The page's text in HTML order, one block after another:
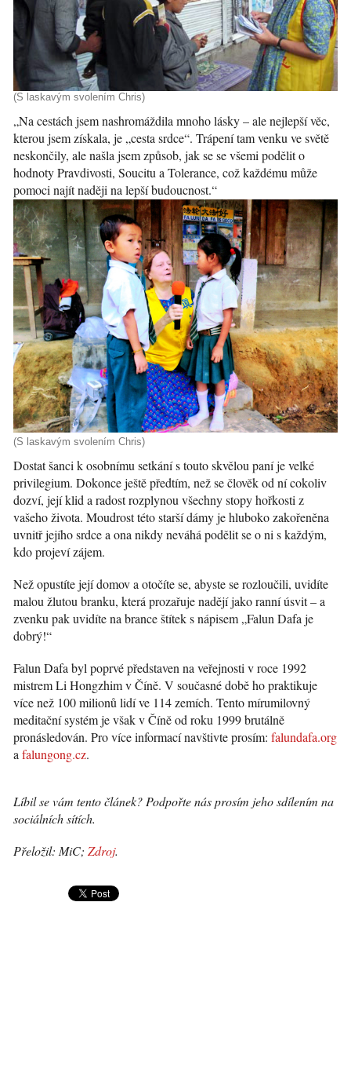
(S laskavým svolením Chris)
„Na cestách jsem nashromáždila mnoho lásky – ale nejlepší věc,
kterou jsem získala, je „cesta srdce“. Trápení tam venku ve světě
neskončily, ale našla jsem způsob, jak se se všemi podělit o
hodnoty Pravdivosti, Soucitu a Tolerance, což každému může
pomoci najít naději na lepší budoucnost.“
(S laskavým svolením Chris)
Dostat šanci k osobnímu setkání s touto skvělou paní je velké
privilegium. Dokonce ještě předtím, než se člověk od ní cokoliv
dozví, její klid a radost rozplynou všechny stopy hořkosti z
vašeho života. Moudrost této starší dámy je hluboko zakořeněna
uvnitř jejího srdce a ona nikdy neváhá podělit se o ni s každým,
kdo projeví zájem.
Než opustíte její domov a otočíte se, abyste se rozloučili, uvidíte
malou žlutou branku, která prozařuje nadějí jako ranní úsvit – a
zvenku pak uvidíte na brance štítek s nápisem „Falun Dafa je
dobrý!“
Falun Dafa byl poprvé představen na veřejnosti v roce 1992
mistrem Li Hongzhim v Číně. V současné době ho praktikuje
více než 100 milionů lidí ve 114 zemích. Tento mírumilovný
meditační systém je však v Číně od roku 1999 brutálně
pronásledován. Pro více informací navštivte prosím: falundafa.org
afalungong.cz.
Líbil se vám tento článek? Podpořte nás prosím jeho sdílením na
sociálních sítích.
Přeložil: MiC; Zdroj.